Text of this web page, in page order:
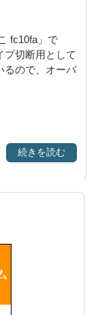
fc10fa」で
プ切断用として
るので、オーバ
続きを読む